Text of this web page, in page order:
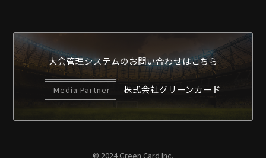
大会管理システムのお問い合わせはこちら
Media Partner 株式会社グリーンカード
© 2024 Green Card Inc.